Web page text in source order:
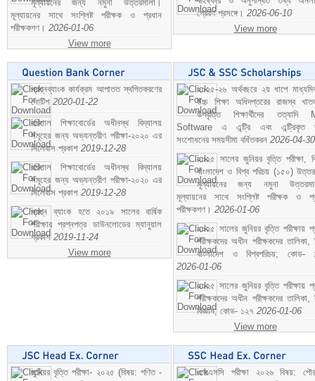
মূল্যায়নের জন্য নমুনা উত্তরমালা।
মূল্যায়নের সাথে সংশ্লিষ্ট পরীক্ষক ও প্রধান
পরীক্ষকগণ। 2026-01-06
View more
প্রেরণ প্রসঙ্গে। 2026-06-10
View more
প্রশ্নব্যাংক কার্যক্রম আপাতত স্থগিতকরণের
নোটিশ 2020-01-22
বরিশাল শিক্ষাবোর্ডের অধীনস্থ বিদ্যালয়
সমূহের জন্য অভ্যন্তরীণ পরীক্ষা-২০২০ এর
সিলেবাস প্রকাশ 2019-12-28
বরিশাল শিক্ষাবোর্ডের অধীনস্থ বিদ্যালয়
সমূহের জন্য অভ্যন্তরীণ পরীক্ষা-২০২০ এর
সিলেবাস প্রকাশ 2019-12-28
প্রশ্ন ব্যাংক হতে ২০১৯ সালের বার্ষিক
পরীক্ষার প্রশ্নপত্র ডাউনলোডের ম্যানুয়াল
প্রকাশ 2019-11-24
View more
২০২৫-২৬ অর্থবছরে ২য় ধাপে
উচ্চ শিক্ষা অধিদপ্তরের রাজস্ব
উপবৃত্তি শিক্ষার্থীদের তত্যাদি
Software এ এন্ট্রি এবং এন্ট্রিকৃত
সংশোধনের সময়সীমা বর্ধিতকরন 2026-04-30
২০২৫ সালের জুনিয়র বৃত্তি পরীক্ষা,
বাংলাদেশ ও বিশ্ব পরিচয় (১৫০)
মূল্যায়নের জন্য নমুনা
মূল্যায়নের সাথে সংশ্লিষ্ট পরীক্ষক ও
পরীক্ষকগণ। 2026-01-06
২০২৫ সালের জুনিয়র বৃত্তি পরীক্ষায়
পরীক্ষকদের অধীন পরীক্ষকদের তালিকা,
বাংলাদেশ ও বিশ্বপরিচয়; কোড-
2026-01-06
২০২৫ সালের জুনিয়র বৃত্তি পরীক্ষায়
পরীক্ষকদের অধীন পরীক্ষকদের তালিকা,
বিজ্ঞান; কোড- ১২৭ 2026-01-06
View more
জুনিয়র বৃত্তি পরীক্ষা- ২০২৫ (বিষয়: গণিত -
এসএসসি পরীক্ষা ২০২৬ বিষয়: